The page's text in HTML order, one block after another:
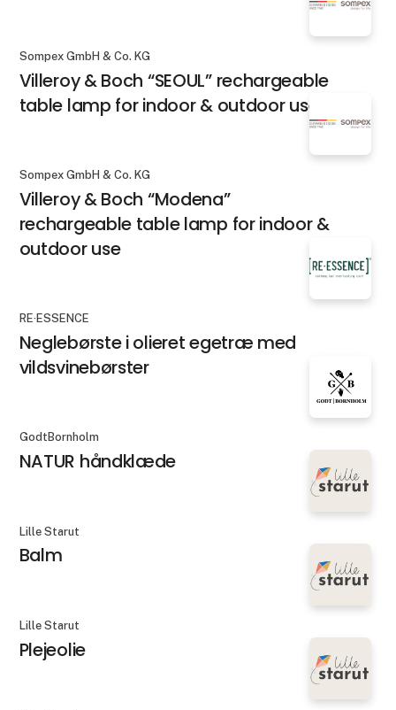
Sompex GmbH & Co. KG
Villeroy & Boch “SEOUL” rechargeable
table lamp for indoor & outdoor use
Sompex GmbH & Co. KG
Villeroy & Boch “Modena”
rechargeable table lamp for indoor &
outdoor use
RE·ESSENCE
Neglebørste i olieret egetræ med
vildsvinebørster
GodtBornholm
NATUR håndklæde
Lille Starut
Balm
Lille Starut
Plejeolie